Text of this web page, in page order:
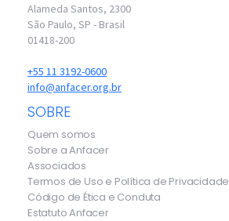
Alameda Santos, 2300
São Paulo, SP - Brasil
01418-200
+55 11 3192-0600
info@anfacer.org.br
SOBRE
Quem somos
Sobre a Anfacer
Associados
Termos de Uso e Política de Privacidade
Código de Ética e Conduta
Estatuto Anfacer